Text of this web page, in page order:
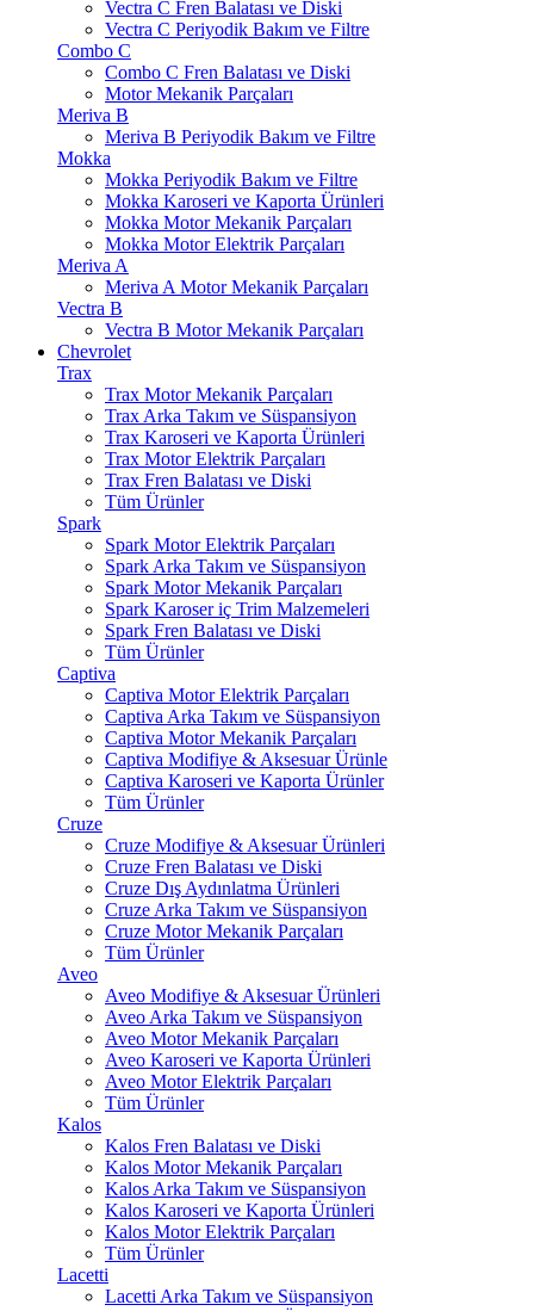
Vectra C Fren Balatası ve Diski
Vectra C Periyodik Bakım ve Filtre
Combo C
Combo C Fren Balatası ve Diski
Motor Mekanik Parçaları
Meriva B
Meriva B Periyodik Bakım ve Filtre
Mokka
Mokka Periyodik Bakım ve Filtre
Mokka Karoseri ve Kaporta Ürünleri
Mokka Motor Mekanik Parçaları
Mokka Motor Elektrik Parçaları
Meriva A
Meriva A Motor Mekanik Parçaları
Vectra B
Vectra B Motor Mekanik Parçaları
Chevrolet
Trax
Trax Motor Mekanik Parçaları
Trax Arka Takım ve Süspansiyon
Trax Karoseri ve Kaporta Ürünleri
Trax Motor Elektrik Parçaları
Trax Fren Balatası ve Diski
Tüm Ürünler
Spark
Spark Motor Elektrik Parçaları
Spark Arka Takım ve Süspansiyon
Spark Motor Mekanik Parçaları
Spark Karoser iç Trim Malzemeleri
Spark Fren Balatası ve Diski
Tüm Ürünler
Captiva
Captiva Motor Elektrik Parçaları
Captiva Arka Takım ve Süspansiyon
Captiva Motor Mekanik Parçaları
Captiva Modifiye & Aksesuar Ürünle
Captiva Karoseri ve Kaporta Ürünler
Tüm Ürünler
Cruze
Cruze Modifiye & Aksesuar Ürünleri
Cruze Fren Balatası ve Diski
Cruze Dış Aydınlatma Ürünleri
Cruze Arka Takım ve Süspansiyon
Cruze Motor Mekanik Parçaları
Tüm Ürünler
Aveo
Aveo Modifiye & Aksesuar Ürünleri
Aveo Arka Takım ve Süspansiyon
Aveo Motor Mekanik Parçaları
Aveo Karoseri ve Kaporta Ürünleri
Aveo Motor Elektrik Parçaları
Tüm Ürünler
Kalos
Kalos Fren Balatası ve Diski
Kalos Motor Mekanik Parçaları
Kalos Arka Takım ve Süspansiyon
Kalos Karoseri ve Kaporta Ürünleri
Kalos Motor Elektrik Parçaları
Tüm Ürünler
Lacetti
Lacetti Arka Takım ve Süspansiyon